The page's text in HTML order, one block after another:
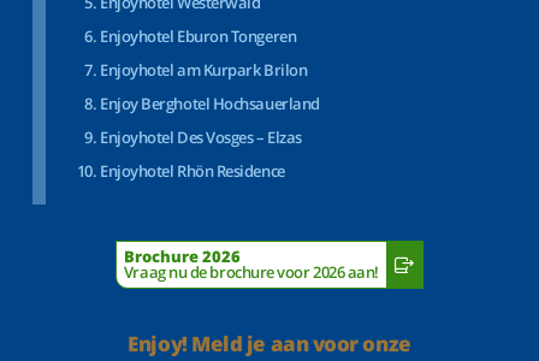
Enjoyhotel Eburon Tongeren
Enjoyhotel am Kurpark Brilon
Enjoy Berghotel Hochsauerland
Enjoyhotel Des Vosges – Elzas
Enjoyhotel Rhön Residence
Brochure 2026
Vraag nu de brochure voor 2026 aan!
Enjoy! Meld je aan voor onze